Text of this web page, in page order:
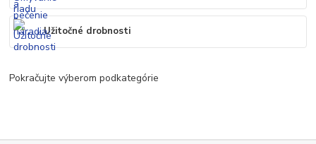
Užitočné drobnosti
Pokračujte výberom podkategórie